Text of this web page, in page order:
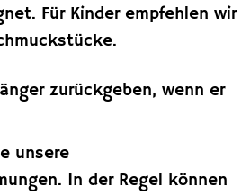
Für Kinder empfehlen wir
zurückgeben, wenn er
unsere
In der Regel können